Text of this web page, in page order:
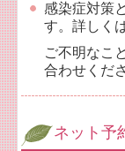
感染症対策
す。詳しく
ご不明なこ
合わせくだ
ネット予